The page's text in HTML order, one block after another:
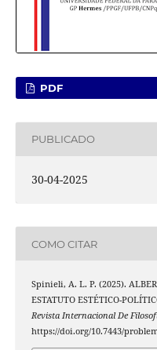
PDF
PUBLICADO
30-04-2025
COMO CITAR
Spinieli, A. L. P. (2025).
ESTATUTO ESTÉTICO-
Revista Internacional De
https://doi.org/10.7443/